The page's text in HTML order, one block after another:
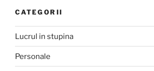
CATEGORII
Lucrul in stupina
Personale